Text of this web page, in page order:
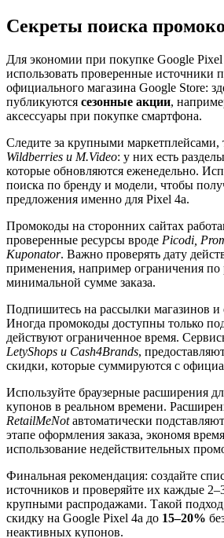
Секреты поиска
Для экономии при покупке Google
использовать проверенные источники
официального магазина Google Store:
публикуются сезонные акции,
аксессуары при покупке смартфона.
Следите за крупными маркетплейсами,
Wildberries и M.Video: у них есть
которые обновляются еженедельно.
поиска по бренду и модели, чтобы
предложения именно для Pixel 4a.
Промокоды на сторонних сайтах
проверенные ресурсы вроде Picodi,
Kuponator. Важно проверять дату
применения, например ограничения по
минимальной сумме заказа.
Подпишитесь на рассылки магазинов и
Иногда промокоды доступны только
действуют ограниченное время.
LetyShops и Cash4Brands,
скидки, которые суммируются с
Используйте браузерные расширения
купонов в реальном времени.
RetailMeNotавтоматически
этапе оформления заказа, экономя
использование недействительных
Финальная рекомендация: создайте
источников и проверяйте их каждые
крупными распродажами. Такой подход
скидку на Google Pixel 4a до 15–20%
неактивных купонов.